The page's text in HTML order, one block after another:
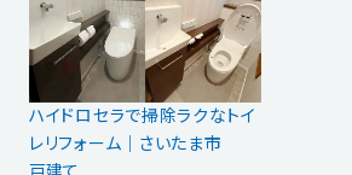
ハイドロセラで掃除ラクなトイ
レリフォーム｜さいたま市